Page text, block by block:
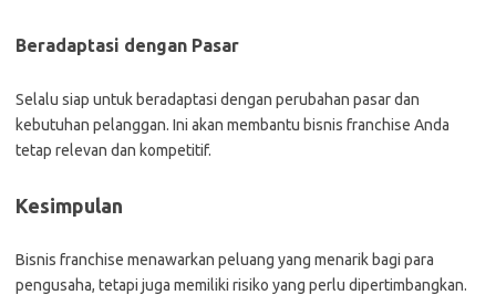
Beradaptasi dengan Pasar
Selalu siap untuk beradaptasi dengan perubahan pasar dan
kebutuhan pelanggan. Ini akan membantu bisnis franchise Anda
tetap relevan dan kompetitif.
Kesimpulan
Bisnis franchise menawarkan peluang yang menarik bagi para
pengusaha, tetapi juga memiliki risiko yang perlu dipertimbangkan.